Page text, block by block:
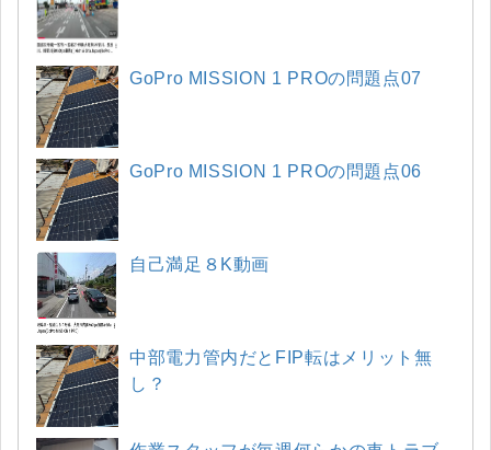
GoPro MISSION 1 PROの問題点07
GoPro MISSION 1 PROの問題点06
自己満足８K動画
中部電力管内だとFIP転はメリット無
し？